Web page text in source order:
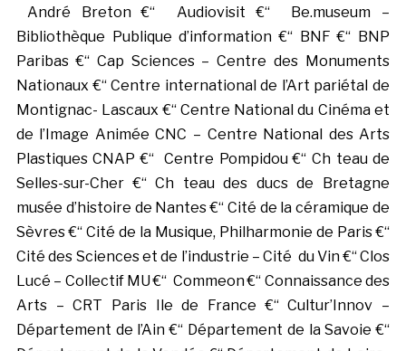
André Breton €“ Audiovisit €“ Be.museum –
Bibliothèque Publique d’information €“ BNF €“ BNP
Paribas €“ Cap Sciences – Centre des Monuments
Nationaux €“ Centre international de l’Art pariétal de
Montignac- Lascaux €“ Centre National du Cinéma et
de l’Image Animée CNC – Centre National des Arts
Plastiques CNAP €“ Centre Pompidou €“ Ch teau de
Selles-sur-Cher €“ Ch teau des ducs de Bretagne
musée d’histoire de Nantes €“ Cité de la céramique de
Sèvres €“ Cité de la Musique, Philharmonie de Paris €“
Cité des Sciences et de l’industrie – Cité du Vin €“ Clos
Lucé – Collectif MU €“ Commeon €“ Connaissance des
Arts – CRT Paris Ile de France €“ Cultur’Innov –
Département de l’Ain €“ Département de la Savoie €“